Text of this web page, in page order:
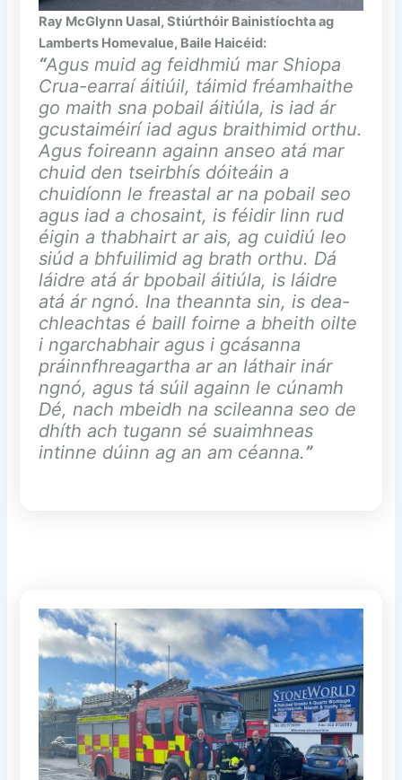
Ray McGlynn Uasal, Stiúrthóir Bainistíochta ag
Lamberts Homevalue, Baile Haicéid:
“Agus muid ag feidhmiú mar Shiopa
Crua-earraí áitiúil, táimid fréamhaithe
go maith sna pobail áitiúla, is iad ár
gcustaiméirí iad agus braithimid orthu.
Agus foireann againn anseo atá mar
chuid den tseirbhís dóiteáin a
chuidíonn le freastal ar na pobail seo
agus iad a chosaint, is féidir linn rud
éigin a thabhairt ar ais, ag cuidiú leo
siúd a bhfuilimid ag brath orthu. Dá
láidre atá ár bpobail áitiúla, is láidre
atá ár ngnó. Ina theannta sin, is dea-
chleachtas é baill foirne a bheith oilte
i ngarchabhair agus i gcásanna
práinnfhreagartha ar an láthair inár
ngnó, agus tá súil againn le cúnamh
Dé, nach mbeidh na scileanna seo de
dhíth ach tugann sé suaimhneas
intinne dúinn ag an am céanna.”